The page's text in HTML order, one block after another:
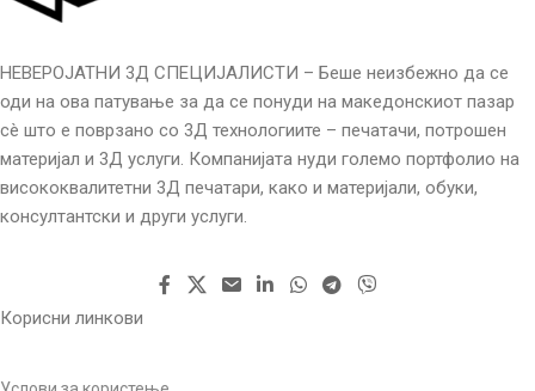
НЕВЕРОЈАТНИ 3Д СПЕЦИЈАЛИСТИ – Беше неизбежно да се
оди на ова патување за да се понуди на македонскиот пазар
сè што е поврзано со 3Д технологиите – печатачи, потрошен
материјал и 3Д услуги. Компанијата нуди големо портфолио на
висококвалитетни 3Д печатари, како и материјали, обуки,
консултантски и други услуги.
Корисни линкови